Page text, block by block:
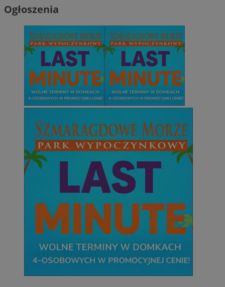
Ogłoszenia